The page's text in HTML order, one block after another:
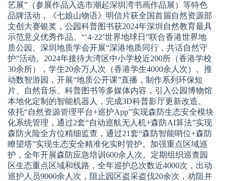
艺展”（参展作品入选市潮起深圳湾书画作品展）等特色
品牌活动，《七娘山物语》明信片获全国首届自然资源部
文创大赛银奖，公园科普图书获2024年深圳自然教育最具
示范意义优秀作品。“‘4·22’世界地球日”联合香港世界地
质公园、深圳地质学会开展“深港地质同行，共话自然守
护”活动。2024年接待大湾区中小学校近200所（香港学校
30余所），学生20余万人次（香港学生4000余人次）。推
动数智游园，开展“地质公开课”直播，制作系列环保短
片、自然音乐、科普图书等多媒体内容，引入公园博物馆
本地化定制的智能机器人，完成3D科普影厅更新改造。
依托“自然资源管理平台+巡护App”实现森防生态安全模块
化系统管理，通过2套“自动巡航无人机+森防AI算法”实现
森防火险全方位精细监查，通过21套“森防智能哨位+森防
瞭望塔”实现生态安全精准化实时管护。加强重点区域巡
护，全年开展森防应急培训600余人次。定期组织巡查园
区生态重点区域和线路，全年巡护总次数近4000次，出动
巡护人员9000余人次，阻止园区盗采盗伐20余次，劝阻并